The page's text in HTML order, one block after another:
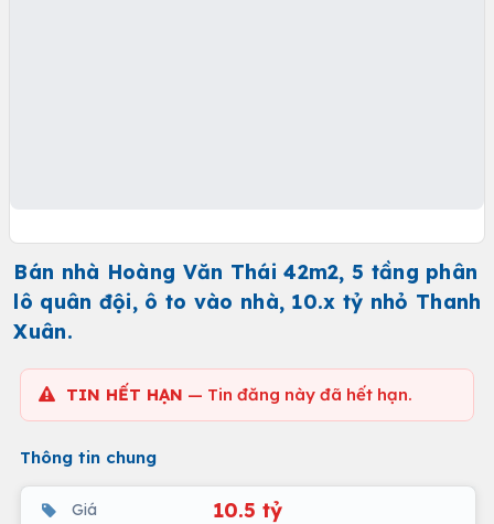
Bán nhà Hoàng Văn Thái 42m2, 5 tầng phân
lô quân đội, ô to vào nhà, 10.x tỷ nhỏ Thanh
Xuân.
TIN HẾT HẠN — Tin đăng này đã hết hạn.
Thông tin chung
Giá 10.5 tỷ